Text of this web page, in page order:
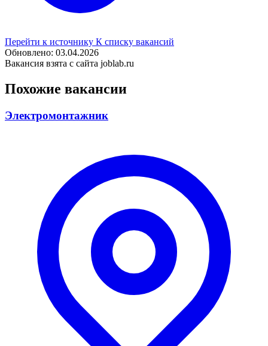
Перейти к источнику К списку вакансий
Обновлено: 03.04.2026
Вакансия взята с сайта joblab.ru
Похожие вакансии
Электромонтажник